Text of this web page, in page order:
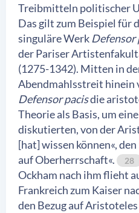
Treibmitteln politischer
Das gilt zum Beispiel für
singuläre Werk Defensor
der Pariser
(1275-1342). Mitten in
Abendmahlsstreit
Defensor pacisdie
Theorie als Basis, um
diskutierten, von der
[hat] wissen können«,
auf Oberherrschaft«.
28
Ockham nach ihm flieht
Frankreich zum Kaiser
den Bezug auf